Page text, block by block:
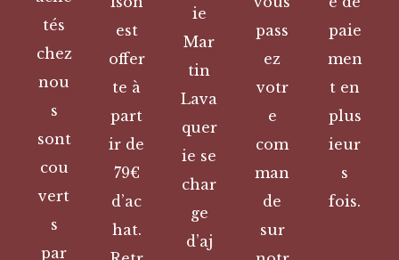
tés
chez
nou
s
sont
cou
vert
s
par
est
offer
te à
part
ir de
79€
d’ac
hat.
ie
Mar
tin
Lava
quer
ie se
char
ge
d’aj
pass
ez
votr
e
com
man
de
sur
paie
men
t en
plus
ieur
s
fois.